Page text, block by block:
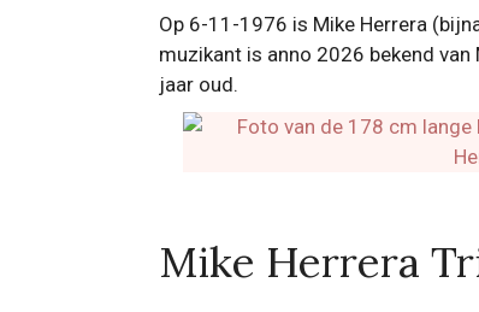
Op 6-11-1976 is Mike Herrera
muzikant is anno 2026 bekend
jaar oud.
Mike Herrera